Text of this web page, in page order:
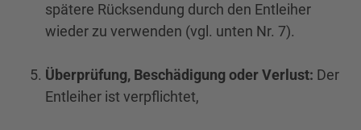
spätere Rücksendung durch den Entleiher
wieder zu verwenden (vgl. unten Nr. ‎7).
Überprüfung, Beschädigung oder Verlust: Der
Entleiher ist verpflichtet,